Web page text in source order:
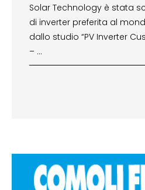
Solar Technology è stata
di inverter preferita al
dallo studio “PV Inverter
– …